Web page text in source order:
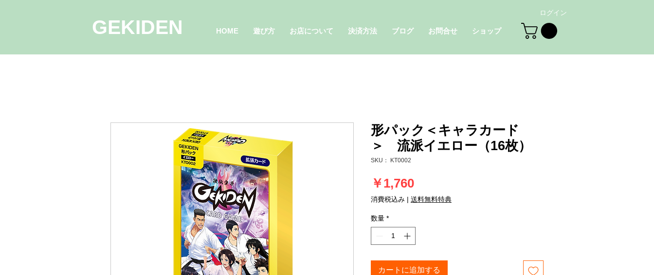
GEKIDEN HOME 遊び方 お店について 決済方法 ブログ お問合せ ショップ
ログイン
形パック＜キャラカード
＞ 流派イエロー（16枚）
SKU： KT0002
￥1,760価
格
消費税込み | 送料無料特典
数量 *
カートに追加する